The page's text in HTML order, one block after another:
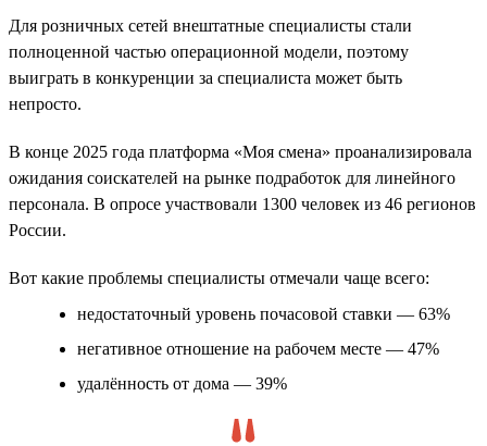
Для розничных сетей внештатные специалисты стали
полноценной частью операционной модели, поэтому
выиграть в конкуренции за специалиста может быть
непросто.
В конце 2025 года платформа «Моя смена» проанализировала
ожидания соискателей на рынке подработок для линейного
персонала. В опросе участвовали 1300 человек из 46 регионов
России.
Вот какие проблемы специалисты отмечали чаще всего:
недостаточный уровень почасовой ставки — 63%
негативное отношение на рабочем месте — 47%
удалённость от дома — 39%